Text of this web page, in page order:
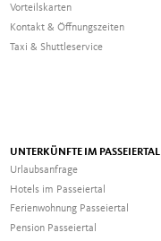
Vorteilskarten
Kontakt & Öffnungszeiten
Taxi & Shuttleservice
UNTERKÜNFTE IM PASSEIERTAL
Urlaubsanfrage
Hotels im Passeiertal
Ferienwohnung Passeiertal
Pension Passeiertal